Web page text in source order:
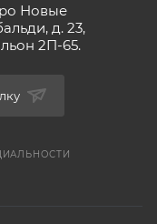
Новые
д. 23,
2П-65.